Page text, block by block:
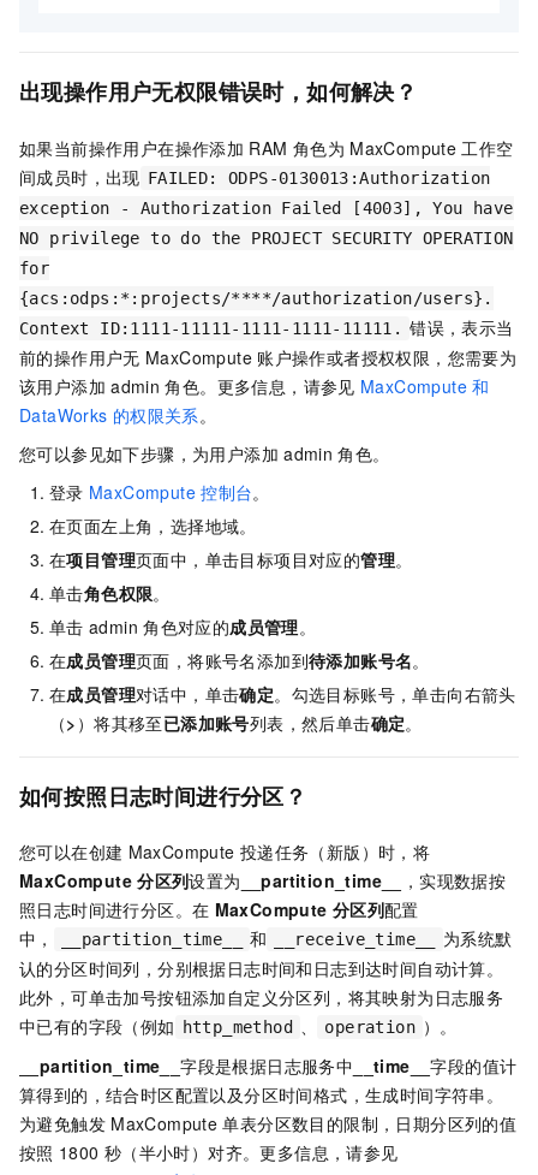
出现操作用户无权限错误时，如何解决？
如果当前操作用户在操作添加 RAM 角色为 MaxCompute 工作空
间成员时，出现 FAILED: ODPS-0130013:Authorization
exception - Authorization Failed [4003], You have
NO privilege to do the PROJECT SECURITY OPERATION
for
{acs:odps:*:projects/****/authorization/users}.
Context ID:1111-11111-1111-1111-11111. 错误，表示当
前的操作用户无 MaxCompute 账户操作或者授权权限，您需要为
该用户添加 admin 角色。更多信息，请参见 MaxCompute 和
DataWorks 的权限关系 。
您可以参见如下步骤，为用户添加 admin 角色。
登录 MaxCompute 控制台。
在页面左上角，选择地域。
在项目管理页面中，单击目标项目对应的管理。
单击角色权限。
单击 admin 角色对应的成员管理。
在成员管理页面，将账号名添加到待添加账号名。
在成员管理对话中，单击确定。勾选目标账号，单击向右箭头
（> ）将其移至已添加账号列表，然后单击确定。
如何按照日志时间进行分区？
您可以在创建 MaxCompute 投递任务（新版）时，将
MaxCompute 分区列设置为 __partition_time__
，实现数据按
照日志时间进行分区。在 MaxCompute 分区列配置
中，
__partition_time__ 和 __receive_time__
为系统默
认的分区时间列，分别根据日志时间和日志到达时间自动计算。
此外，可单击加号按钮添加自定义分区列，将其映射为日志服务
中已有的字段（例如
http_method operation ）。
__partition_time__字段是根据日志服务中 __time__字段的值计
算得到的，结合时区配置以及分区时间格式，生成时间字符串。
为避免触发 MaxCompute 单表分区数目的限制，日期分区列的值
按照 1800 秒（半小时）对齐。更多信息，请参见